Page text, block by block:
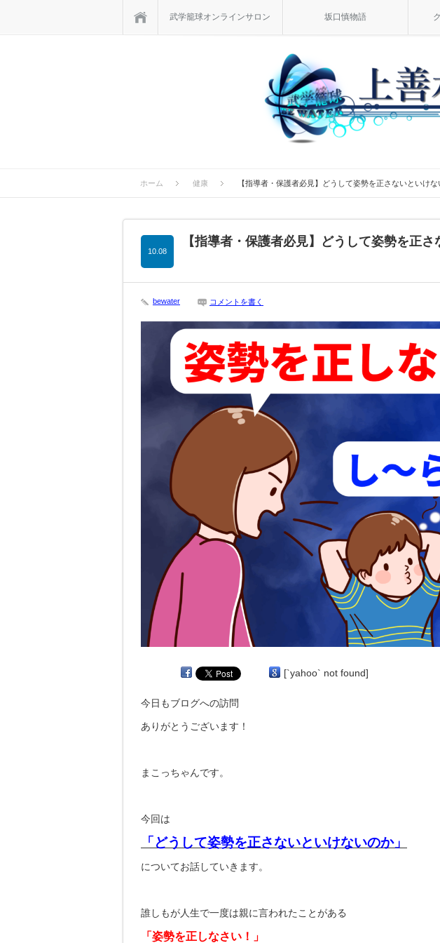
武学籠球オンラインサロン 坂口慎物語
ホーム 健康 【指導者・保護者必見】どうして姿勢を正さないといけな
【指導者・保護者必見】どうして姿勢を正
10.08
bewater コメントを書く
[`yahoo` not found]
今日もブログへの訪問
ありがとうございます！
まこっちゃんです。
今回は
「どうして姿勢を正さないといけないのか」
についてお話していきます。
誰しもが人生で一度は親に言われたことがある
「姿勢を正しなさい！」